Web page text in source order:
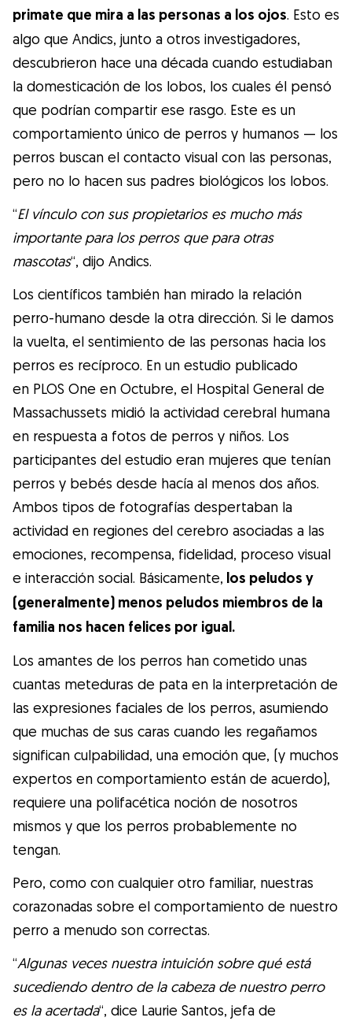
primate que mira a las personas a los ojos. Esto es
algo que Andics, junto a otros investigadores,
descubrieron hace una década cuando estudiaban
la domesticación de los lobos, los cuales él pensó
que podrían compartir ese rasgo. Este es un
comportamiento único de perros y humanos — los
perros buscan el contacto visual con las personas,
pero no lo hacen sus padres biológicos los lobos.
“El vínculo con sus propietarios es mucho más
importante para los perros que para otras
mascotas“, dijo Andics.
Los científicos también han mirado la relación
perro-humano desde la otra dirección. Si le damos
la vuelta, el sentimiento de las personas hacia los
perros es recíproco. En un estudio publicado
en PLOS One en Octubre, el Hospital General de
Massachussets midió la actividad cerebral humana
en respuesta a fotos de perros y niños. Los
participantes del estudio eran mujeres que tenían
perros y bebés desde hacía al menos dos años.
Ambos tipos de fotografías despertaban la
actividad en regiones del cerebro asociadas a las
emociones, recompensa, fidelidad, proceso visual
e interacción social. Básicamente, los peludos y
(generalmente) menos peludos miembros de la
familia nos hacen felices por igual.
Los amantes de los perros han cometido unas
cuantas meteduras de pata en la interpretación de
las expresiones faciales de los perros, asumiendo
que muchas de sus caras cuando les regañamos
significan culpabilidad, una emoción que, (y muchos
expertos en comportamiento están de acuerdo),
requiere una polifacética noción de nosotros
mismos y que los perros probablemente no
tengan.
Pero, como con cualquier otro familiar, nuestras
corazonadas sobre el comportamiento de nuestro
perro a menudo son correctas.
“Algunas veces nuestra intuición sobre qué está
sucediendo dentro de la cabeza de nuestro perro
es la acertada“, dice Laurie Santos, jefa de